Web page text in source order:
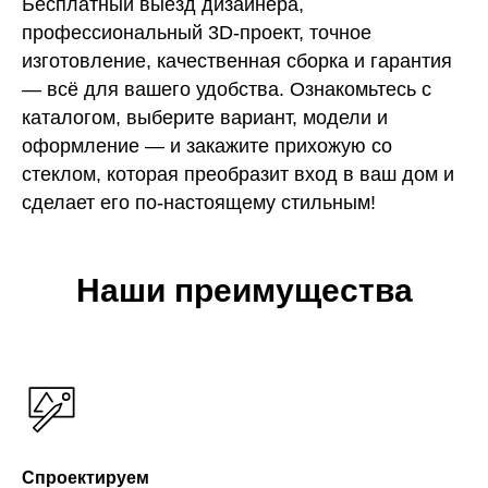
профессиональный 3D-проект, точное
изготовление, качественная сборка и гарантия
— всё для вашего удобства. Ознакомьтесь с
каталогом, выберите вариант, модели и
оформление — и закажите прихожую со
стеклом, которая преобразит вход в ваш дом и
сделает его по-настоящему стильным!
Наши преимущества
Спроектируем